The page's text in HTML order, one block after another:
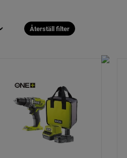
Återställ filter